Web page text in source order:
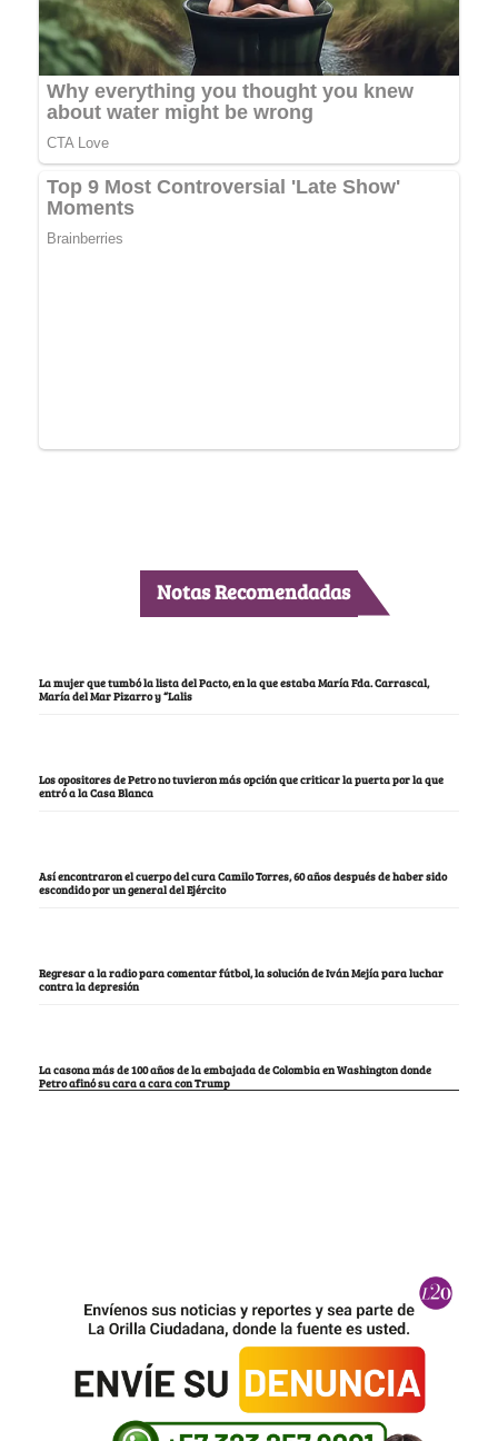
Notas Recomendadas
La mujer que tumbó la lista del Pacto, en la que estaba María Fda. Carrascal,
María del Mar Pizarro y “Lalis
Los opositores de Petro no tuvieron más opción que criticar la puerta por la que
entró a la Casa Blanca
Así encontraron el cuerpo del cura Camilo Torres, 60 años después de haber sido
escondido por un general del Ejército
Regresar a la radio para comentar fútbol, la solución de Iván Mejía para luchar
contra la depresión
La casona más de 100 años de la embajada de Colombia en Washington donde
Petro afinó su cara a cara con Trump